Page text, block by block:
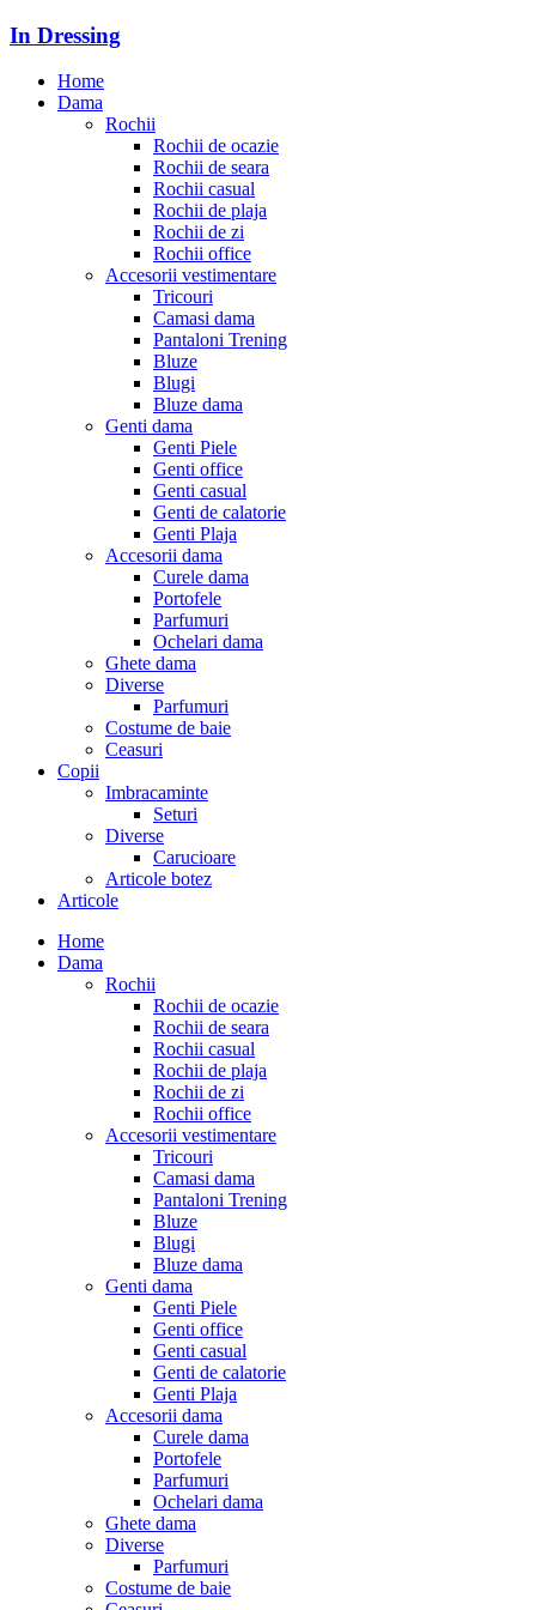
In Dressing
Home
Dama
Rochii
Rochii de ocazie
Rochii de seara
Rochii casual
Rochii de plaja
Rochii de zi
Rochii office
Accesorii vestimentare
Tricouri
Camasi dama
Pantaloni Trening
Bluze
Blugi
Bluze dama
Genti dama
Genti Piele
Genti office
Genti casual
Genti de calatorie
Genti Plaja
Accesorii dama
Curele dama
Portofele
Parfumuri
Ochelari dama
Ghete dama
Diverse
Parfumuri
Costume de baie
Ceasuri
Copii
Imbracaminte
Seturi
Diverse
Carucioare
Articole botez
Articole
Home
Dama
Rochii
Rochii de ocazie
Rochii de seara
Rochii casual
Rochii de plaja
Rochii de zi
Rochii office
Accesorii vestimentare
Tricouri
Camasi dama
Pantaloni Trening
Bluze
Blugi
Bluze dama
Genti dama
Genti Piele
Genti office
Genti casual
Genti de calatorie
Genti Plaja
Accesorii dama
Curele dama
Portofele
Parfumuri
Ochelari dama
Ghete dama
Diverse
Parfumuri
Costume de baie